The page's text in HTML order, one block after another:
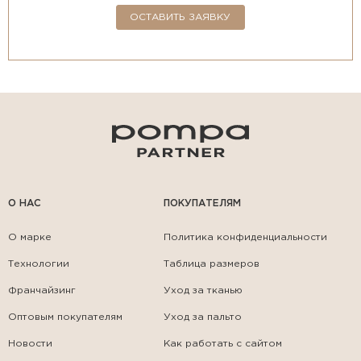
О НАС
О марке
Технологии
Франчайзинг
Оптовым покупателям
Новости
ПОКУПАТЕЛЯМ
Политика конфиденциальности
Таблица размеров
Уход за тканью
Уход за пальто
Как работать с сайтом
ОСТАВИТЬ ЗАЯВКУ